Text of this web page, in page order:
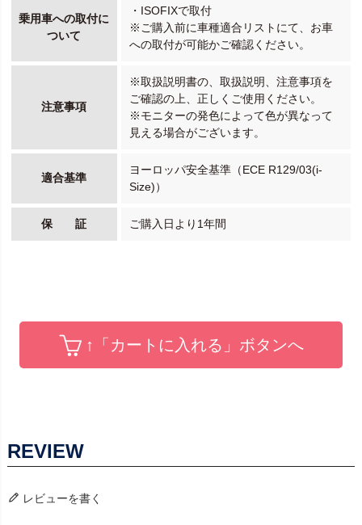
乗用車への取付に
ついて
・ISOFIXで取付
※ご購入前に車種適合リストにて、お車
への取付が可能かご確認ください。
注意事項
※取扱説明書の、取扱説明、注意事項を
ご確認の上、正しくご使用ください。
※モニターの発色によって色が異なって
見える場合がございます。
適合基準
ヨーロッパ安全基準（ECE R129/03(i-
Size)）
保 証 ご購入日より1年間
↑「カートに入れる」ボタンへ
レビューを書く